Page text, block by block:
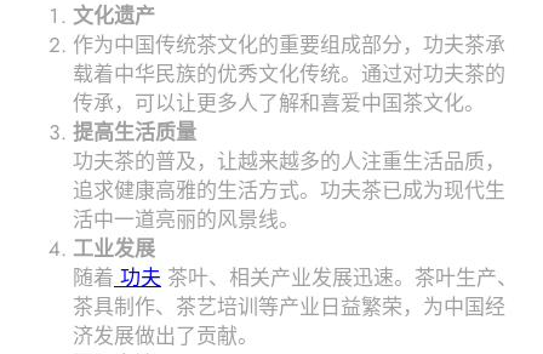
文化遗产
作为中国传统茶文化的重要组成部分，功夫茶承
载着中华民族的优秀文化传统。通过对功夫茶的
传承，可以让更多人了解和喜爱中国茶文化。
提高生活质量
功夫茶的普及，让越来越多的人注重生活品质，
追求健康高雅的生活方式。功夫茶已成为现代生
活中一道亮丽的风景线。
工业发展
随着 功夫 茶叶、相关产业发展迅速。茶叶生产、
茶具制作、茶艺培训等产业日益繁荣，为中国经
济发展做出了贡献。